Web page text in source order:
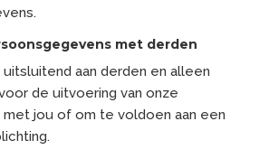
met derden
aan derden en alleen
de uitvoering van onze
jou of om te voldoen aan een